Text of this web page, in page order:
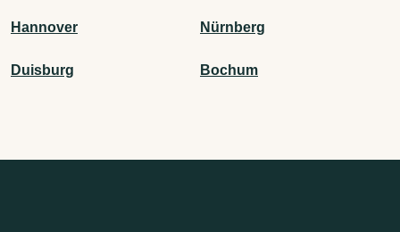
Hannover Nürnberg
Duisburg Bochum